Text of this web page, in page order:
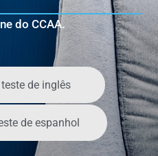
do CCAA.
teste de inglês
de espanhol